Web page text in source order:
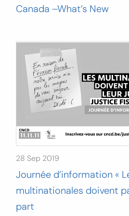
Canada –What’s New
28 Sep 2019
Journée d’information «
multinationales doivent
part